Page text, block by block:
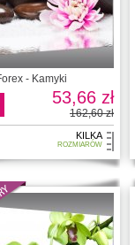
- Kamyki
53,66 zł
162,60 zł
KILKA
ROZMIARÓW